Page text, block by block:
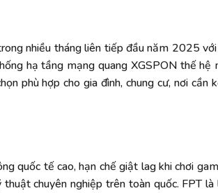
nhiều tháng liên tiếp đầu năm 2025
hạ tầng mạng quang XGSPON thế hệ
phù hợp cho gia đình, chung cư, nơi cần
quốc tế cao, hạn chế giật lag khi chơi
chuyên nghiệp trên toàn quốc. FPT